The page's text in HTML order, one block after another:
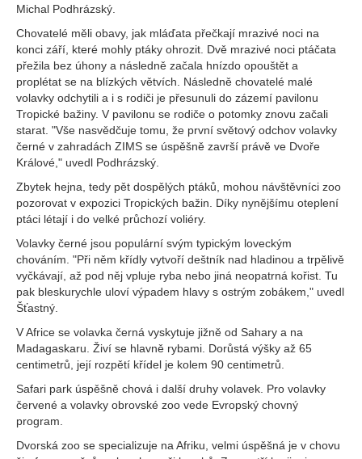
Michal Podhrázský.
Chovatelé měli obavy, jak mláďata přečkají mrazivé noci na
konci září, které mohly ptáky ohrozit. Dvě mrazivé noci ptáčata
přežila bez úhony a následně začala hnízdo opouštět a
proplétat se na blízkých větvích. Následně chovatelé malé
volavky odchytili a i s rodiči je přesunuli do zázemí pavilonu
Tropické bažiny. V pavilonu se rodiče o potomky znovu začali
starat. "Vše nasvědčuje tomu, že první světový odchov volavky
černé v zahradách ZIMS se úspěšně završí právě ve Dvoře
Králové," uvedl Podhrázský.
Zbytek hejna, tedy pět dospělých ptáků, mohou návštěvníci zoo
pozorovat v expozici Tropických bažin. Díky nynějšímu oteplení
ptáci létají i do velké průchozí voliéry.
Volavky černé jsou populární svým typickým loveckým
chováním. "Při něm křídly vytvoří deštník nad hladinou a trpělivě
vyčkávají, až pod něj vpluje ryba nebo jiná neopatrná kořist. Tu
pak bleskurychle uloví výpadem hlavy s ostrým zobákem," uvedl
Šťastný.
V Africe se volavka černá vyskytuje jižně od Sahary a na
Madagaskaru. Živí se hlavně rybami. Dorůstá výšky až 65
centimetrů, její rozpětí křídel je kolem 90 centimetrů.
Safari park úspěšně chová i další druhy volavek. Pro volavky
červené a volavky obrovské zoo vede Evropský chovný
program.
Dvorská zoo se specializuje na Afriku, velmi úspěšná je v chovu